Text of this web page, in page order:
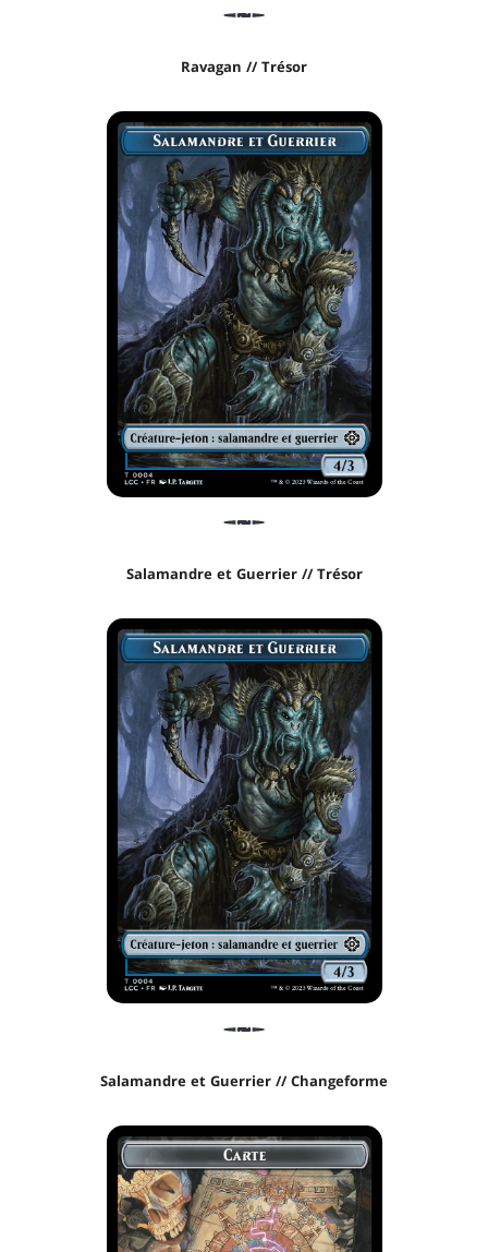
Ravagan // Trésor
Salamandre et Guerrier // Trésor
Salamandre et Guerrier // Changeforme